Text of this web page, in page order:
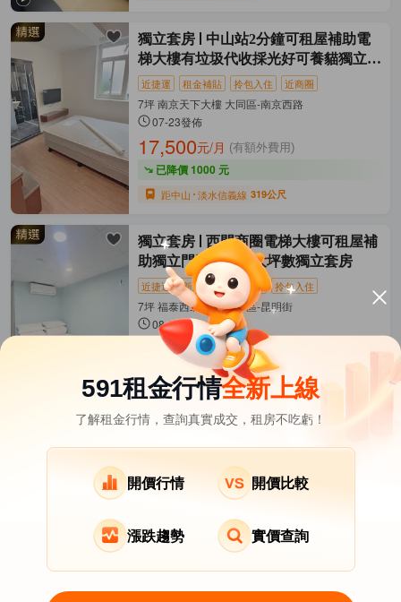
獨立套房
中山站2分鐘可租屋補助電
梯大樓有垃圾代收採光好可養貓獨立套
房
近捷運 租金補貼 拎包入住 近商圈
7坪 南京天下大樓 大同區-南京西路
07-23發佈
17,500元/月 (有額外費用)
已降價 1000 元
距中山 淡水信義線 319公尺
獨立套房
西門商圈電梯大樓可租屋補
助獨立門牌採光好大坪數獨立套房
近捷運 新上架 租金補貼 拎包入住
7坪 福泰西北大樓 萬華區-昆明街
08-07發佈
15,800元/月 (含水費等)
距西門 松山新店線 464公尺
其它租屋 熱門在租社區
北投區租屋
關於我們 意見反饋 APP下載
591租金行情全新上線
了解租金行情，查詢真實成交，租房不吃虧！
開價行情 開價比較
漲跌趨勢 實價查詢